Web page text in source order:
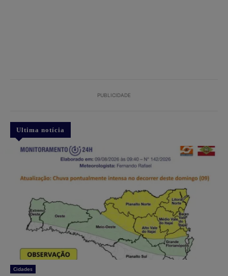
PUBLICIDADE
Ultima notícia
Cidades